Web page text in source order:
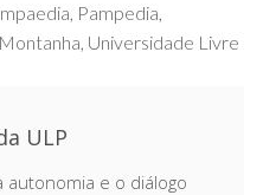
, Pampedia,
, Universidade Livre
ULP
e o diálogo